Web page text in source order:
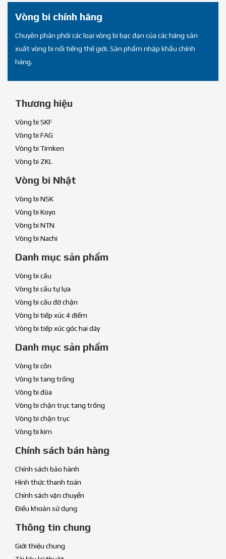
Vòng bi chính hãng
Chuyên phân phối các loại vòng bi bạc đạn của các hãng sản
xuất vòng bi nổi tiếng thế giới. Sản phẩm nhập khẩu chính
hãng.
Thương hiệu
Vòng bi SKF
Vòng bi FAG
Vòng bi Timken
Vòng bi ZKL
Vòng bi Nhật
Vòng bi NSK
Vòng bi Koyo
Vòng bi NTN
Vòng bi Nachi
Danh mục sản phẩm
Vòng bi cầu
Vòng bi cầu tự lựa
Vòng bi cầu đỡ chặn
Vòng bi tiếp xúc 4 điểm
Vòng bi tiếp xúc góc hai dãy
Danh mục sản phẩm
Vòng bi côn
Vòng bi tang trống
Vòng bi đũa
Vòng bi chặn trục tang trống
Vòng bi chặn trục
Vòng bi kim
Chính sách bán hàng
Chính sách bảo hành
Hình thức thanh toán
Chính sách vận chuyển
Điều khoản sử dụng
Thông tin chung
Giới thiệu chung